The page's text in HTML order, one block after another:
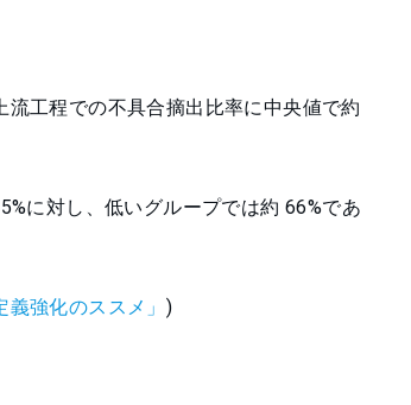
工程での不具合摘出比率に中央値で約
に対し、低いグループでは約 66%であ
強化のススメ」 )